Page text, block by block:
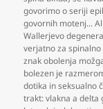
govorimo o seriji
govornih motenj...
Wallerjevo
verjatno za
znak obolenja
bolezen je
dotika in seksualno
trakt: vlakna a delta